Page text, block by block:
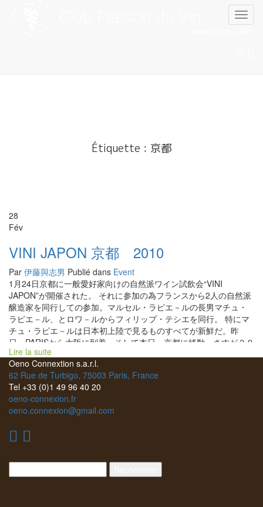
Skip
Étiquette : 京都
28
Fév
VINI JAPON 京都 2010
Par 伊藤與志男 Publié dans Event
1月24日京都に一般愛好家向けの自然派ワイン試飲会“VINI
JAPON”が開催された。 それに参加の為フランスから2人の自然派
醸造家を同行しての参加。マルセル・ラピエ－ルの長男マチュ・
ラピエ－ル、とロワ－ルからフィリップ・テシエを同行。 特にマ
チュ・ラピエ－ルは日本初上陸で見るものすべてが新鮮だ。昨
日、PARISから大阪に到着。そして本日、京都に移動。さすが２８
歳と若いマチュは旅の疲れも時差ボケもなく即通常の仕事をこな
すタフさである。 マチュにスポ－ツは何をするの？と聞けば『葡
萄栽培･ワイン醸造だ！立派なスポ－ツだよ！』と答える。身長
185センチで贅肉もなく、真っ直ぐ伸びた姿勢は皆にスポ－ツマン
に見えるのだろ。今回の日本滞在で10回ほど上記の質問を受け
た。 さて、会場に着くと開催前のスタッフミ－ティングをやって
と同時に多数の人が津波のように押し寄せてきた。マチュもフィ
Lire la suite
Oeno Connextion s.a.r.l.
62 Rue de Turbigo, 75003 Paris, France
Tel +33 (0)1 49 96 40 20
oeno-connexion.fr
oeno.connexion@gmail.com